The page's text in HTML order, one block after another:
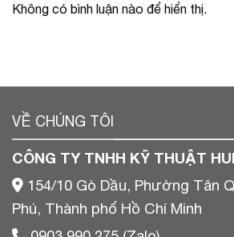
Không có bình luận nào để hiển thị.
VỀ CHÚNG TÔI
CÔNG TY TNHH KỸ THUẬT
154/10 Gò Dầu, Phường Tân
Phú, Thành phố Hồ Chí Minh